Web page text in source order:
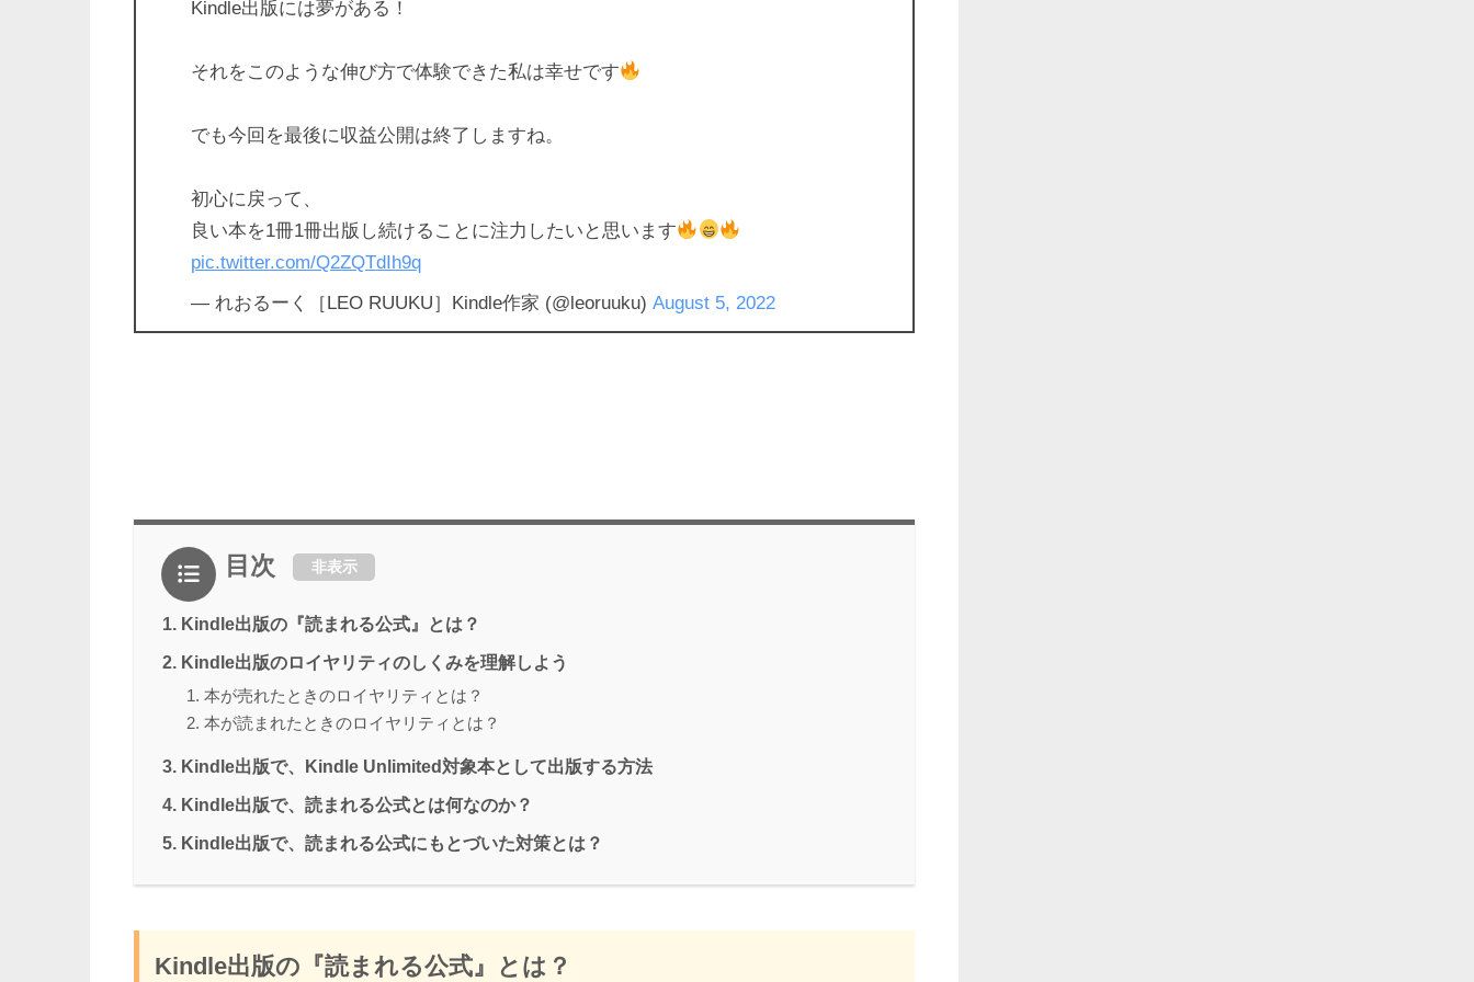
Kindle出版には夢がある！
それをこのような伸び方で体験できた私は幸せです
でも今回を最後に収益公開は終了しますね。
初心に戻って、
良い本を1冊1冊出版し続けることに注力したいと思います
pic.twitter.com/Q2ZQTdIh9q
— れおるーく［LEO RUUKU］Kindle作家 (@leoruuku) August 5, 2022
目次 非表示
Kindle出版の『読まれる公式』とは？
Kindle出版のロイヤリティのしくみを理解しよう
本が売れたときのロイヤリティとは？
本が読まれたときのロイヤリティとは？
Kindle出版で、Kindle Unlimited対象本として出版する方法
Kindle出版で、読まれる公式とは何なのか？
Kindle出版で、読まれる公式にもとづいた対策とは？
Kindle出版の『読まれる公式』とは？